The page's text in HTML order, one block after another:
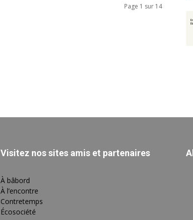
Page 1 sur 14
Visitez nos sites amis et partenaires
À bâbord
À l’encontre
Contretemps
Écosociété